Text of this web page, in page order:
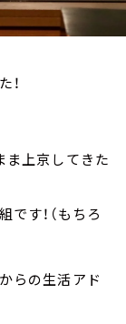
！
ま上京してきた
す！（もちろ
らの生活アド